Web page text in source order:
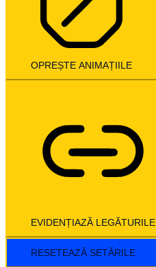
OPREȘTE ANIMAȚIILE
EVIDENȚIAZĂ LEGĂTURILE
RESETEAZĂ SETĂRILE